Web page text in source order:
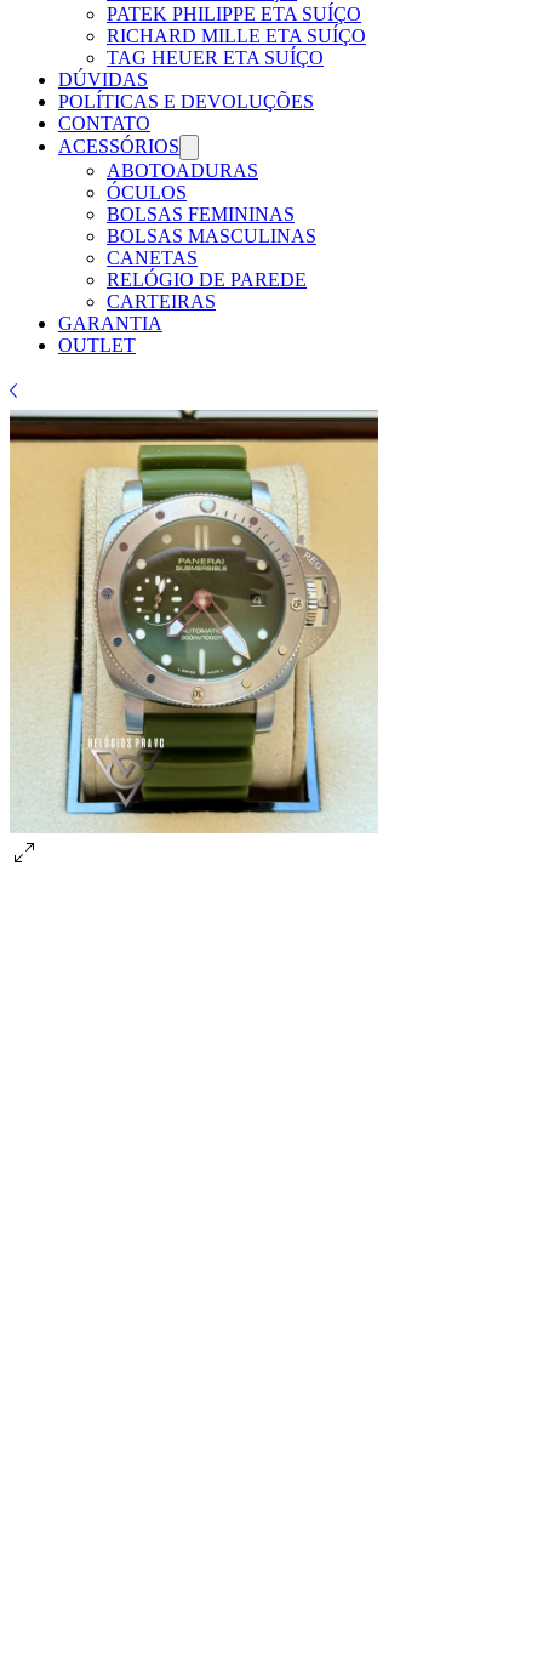
PATEK PHILIPPE ETA SUÍÇO
RICHARD MILLE ETA SUÍÇO
TAG HEUER ETA SUÍÇO
DÚVIDAS
POLÍTICAS E DEVOLUÇÕES
CONTATO
ACESSÓRIOS
ABOTOADURAS
ÓCULOS
BOLSAS FEMININAS
BOLSAS MASCULINAS
CANETAS
RELÓGIO DE PAREDE
CARTEIRAS
GARANTIA
OUTLET